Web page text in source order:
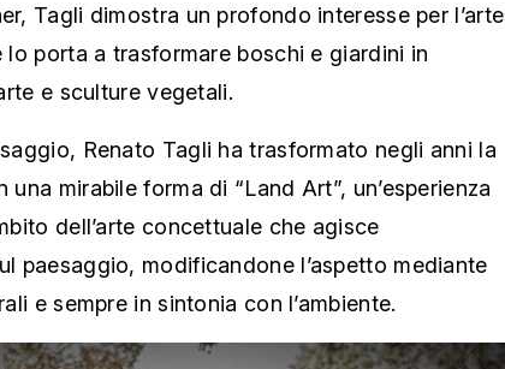
Tagli dimostra un profondo interesse per l’arte
lo porta a trasformare boschi e giardini in
e sculture vegetali.
Renato Tagli ha trasformato negli anni la
una mirabile forma di “Land Art”, un’esperienza
dell’arte concettuale che agisce
paesaggio, modificandone l’aspetto mediante
e sempre in sintonia con l’ambiente.